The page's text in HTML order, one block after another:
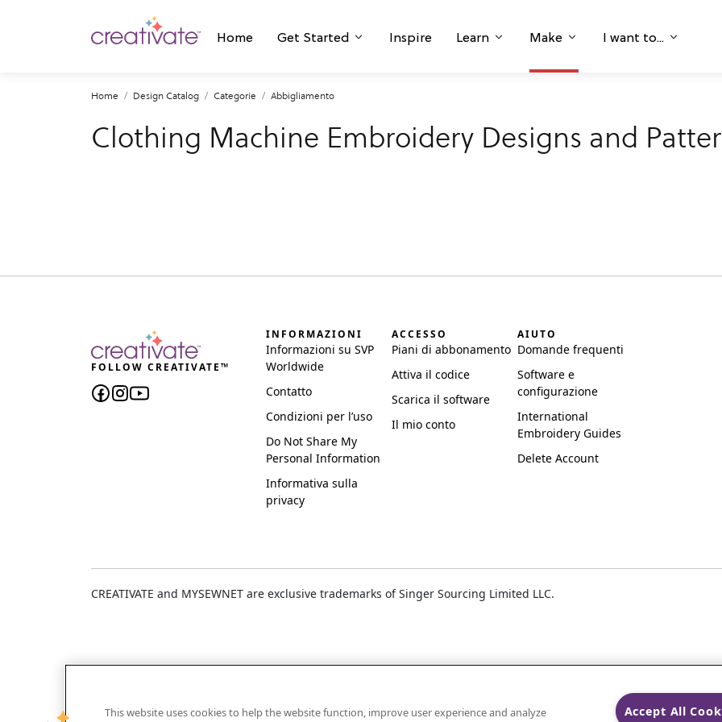
Home Get Started Inspire Learn Make I want to...
Home Design Catalog Categorie Abbigliamento
Clothing Machine Embroidery Designs and
FOLLOW CREATIVATE™
INFORMAZIONI
Informazioni su SVP
Worldwide
Contatto
Condizioni per l’uso
Do Not Share My
Personal Information
Informativa sulla
privacy
ACCESSO
Piani di abbonamento
Attiva il codice
Scarica il software
Il mio conto
AIUTO
Domande frequenti
Software e
configurazione
International
Embroidery Guides
Delete Account
CREATIVATE and MYSEWNET are exclusive trademarks of Singer Sourcing Limited LLC.
This website uses cookies to help the website function, improve user experience and analyze
Accept All